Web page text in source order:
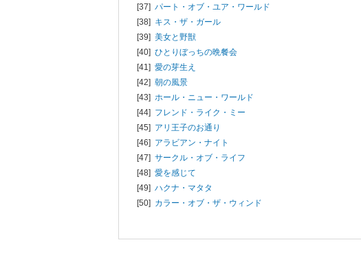
[37] パート・オブ・ユア・ワールド
[38] キス・ザ・ガール
[39] 美女と野獣
[40] ひとりぼっちの晩餐会
[41] 愛の芽生え
[42] 朝の風景
[43] ホール・ニュー・ワールド
[44] フレンド・ライク・ミー
[45] アリ王子のお通り
[46] アラビアン・ナイト
[47] サークル・オブ・ライフ
[48] 愛を感じて
[49] ハクナ・マタタ
[50] カラー・オブ・ザ・ウィンド